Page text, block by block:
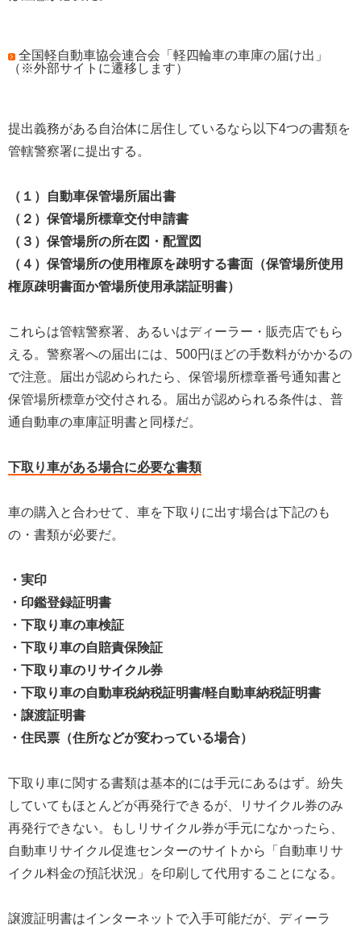
全国軽自動車協会連合会「軽四輪車の車庫の届け出」
（※外部サイトに遷移します）
提出義務がある自治体に居住しているなら以下4つの書類を
管轄警察署に提出する。
（１）自動車保管場所届出書
（２）保管場所標章交付申請書
（３）保管場所の所在図・配置図
（４）保管場所の使用権原を疎明する書面（保管場所使用
権原疎明書面か管場所使用承諾証明書）
これらは管轄警察署、あるいはディーラー・販売店でもら
える。警察署への届出には、500円ほどの手数料がかかるの
で注意。届出が認められたら、保管場所標章番号通知書と
保管場所標章が交付される。届出が認められる条件は、普
通自動車の車庫証明書と同様だ。
下取り車がある場合に必要な書類
車の購入と合わせて、車を下取りに出す場合は下記のも
の・書類が必要だ。
・実印
・印鑑登録証明書
・下取り車の車検証
・下取り車の自賠責保険証
・下取り車のリサイクル券
・下取り車の自動車税納税証明書/軽自動車納税証明書
・譲渡証明書
・住民票（住所などが変わっている場合）
下取り車に関する書類は基本的には手元にあるはず。紛失
していてもほとんどが再発行できるが、リサイクル券のみ
再発行できない。もしリサイクル券が手元になかったら、
自動車リサイクル促進センターのサイトから「自動車リサ
イクル料金の預託状況」を印刷して代用することになる。
譲渡証明書はインターネットで入手可能だが、ディーラ